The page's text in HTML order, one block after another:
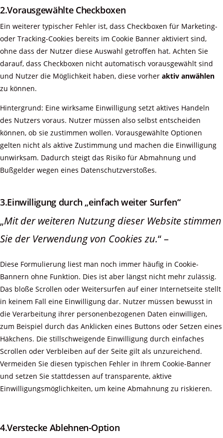
2.Vorausgewählte Checkboxen
Ein weiterer typischer Fehler ist, dass Checkboxen für Marketing-
oder Tracking-Cookies bereits im Cookie Banner aktiviert sind,
ohne dass der Nutzer diese Auswahl getroffen hat. Achten Sie
darauf, dass Checkboxen nicht automatisch vorausgewählt sind
und Nutzer die Möglichkeit haben, diese vorher aktiv anwählen
zu können.
Hintergrund: Eine wirksame Einwilligung setzt aktives Handeln
des Nutzers voraus. Nutzer müssen also selbst entscheiden
können, ob sie zustimmen wollen. Vorausgewählte Optionen
gelten nicht als aktive Zustimmung und machen die Einwilligung
unwirksam. Dadurch steigt das Risiko für Abmahnung und
Bußgelder wegen eines Datenschutzverstoßes.
3.Einwilligung durch „einfach weiter Surfen“
„Mit der weiteren Nutzung dieser Website stimmen
Sie der Verwendung von Cookies zu.“ –
Diese Formulierung liest man noch immer häufig in Cookie-
Bannern ohne Funktion. Dies ist aber längst nicht mehr zulässig.
Das bloße Scrollen oder Weitersurfen auf einer Internetseite stellt
in keinem Fall eine Einwilligung dar. Nutzer müssen bewusst in
die Verarbeitung ihrer personenbezogenen Daten einwilligen,
zum Beispiel durch das Anklicken eines Buttons oder Setzen eines
Häkchens. Die stillschweigende Einwilligung durch einfaches
Scrollen oder Verbleiben auf der Seite gilt als unzureichend.
Vermeiden Sie diesen typischen Fehler in Ihrem Cookie-Banner
und setzen Sie stattdessen auf transparente, aktive
Einwilligungsmöglichkeiten, um keine Abmahnung zu riskieren.
4.Verstecke Ablehnen-Option